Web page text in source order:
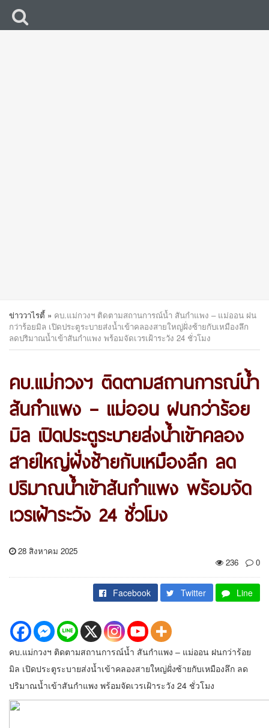
ข่าววาไรตี้ » คบ.แม่กวงฯ ติดตามสถานการณ์น้ำ สันกำแพง – แม่ออน ฝน
กว่าร้อยมิล เปิดประตูระบายส่งน้ำเข้าคลองสายใหญ่ฝั่งซ้ายกับเหมืองลึก
ลดปริมาณน้ำเข้าสันกำแพง พร้อมจัดเวรเฝ้าระวัง 24 ชั่วโมง
คบ.แม่กวงฯ ติดตามสถานการณ์น้ำ
สันกำแพง – แม่ออน ฝนกว่าร้อย
มิล เปิดประตูระบายส่งน้ำเข้าคลอง
สายใหญ่ฝั่งซ้ายกับเหมืองลึก ลด
ปริมาณน้ำเข้าสันกำแพง พร้อมจัด
เวรเฝ้าระวัง 24 ชั่วโมง
28 สิงหาคม 2025
236
0
Facebook Twitter Line
คบ.แม่กวงฯ ติดตามสถานการณ์น้ำ สันกำแพง – แม่ออน ฝนกว่าร้อย
มิล เปิดประตูระบายส่งน้ำเข้าคลองสายใหญ่ฝั่งซ้ายกับเหมืองลึก ลด
ปริมาณน้ำเข้าสันกำแพง พร้อมจัดเวรเฝ้าระวัง 24 ชั่วโมง